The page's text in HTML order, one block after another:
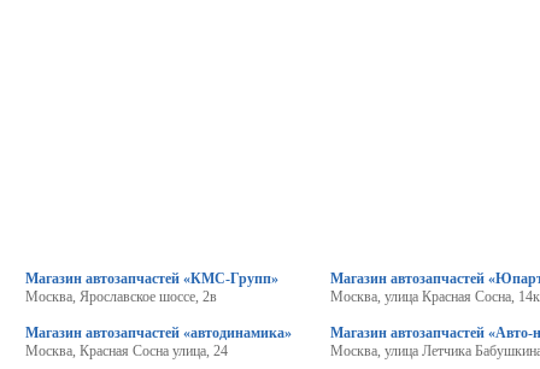
Магазин автозапчастей «КМС-Групп»
Москва, Ярославское шоссе, 2в
Магазин автозапчастей «автодинамика»
Москва, Красная Сосна улица, 24
Магазин автозапчастей
Москва, улица Красная Сосна,
Магазин автозапчастей «Авто-
Москва, улица Летчика